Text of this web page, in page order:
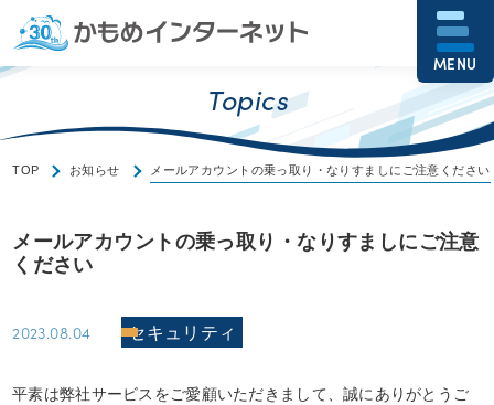
MENU
Topics
TOP お知らせ メールアカウントの乗っ取り・なりすましにご注意ください
メールアカウントの乗っ取り・なりすましにご注意
ください
2023.08.04 セキュリティ
平素は弊社サービスをご愛顧いただきまして、誠にありがとうご